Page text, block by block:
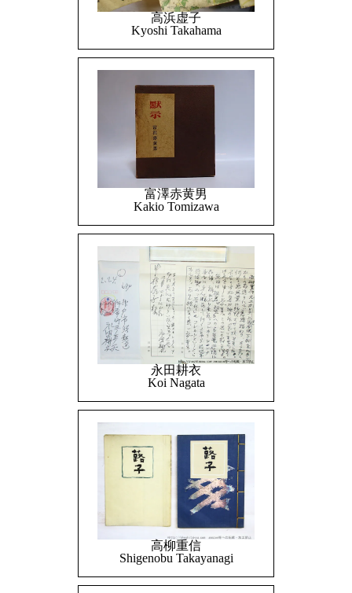
高浜虚子
Kyoshi Takahama
富澤赤黄男
Kakio Tomizawa
永田耕衣
Koi Nagata
高柳重信
Shigenobu Takayanagi